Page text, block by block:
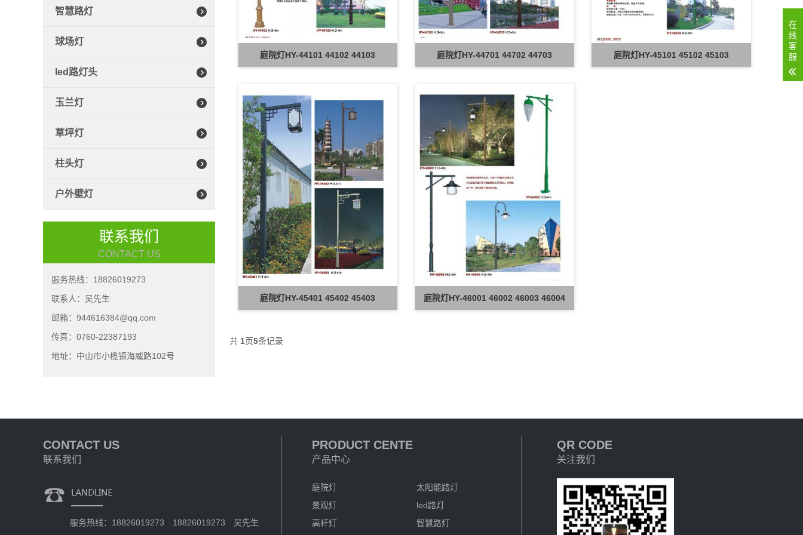
智慧路灯
球场灯
led路灯头
玉兰灯
草坪灯
柱头灯
户外壁灯
联系我们
CONTACT US
服务热线：18826019273
联系人：吴先生
邮箱：944616384@qq.com
传真：0760-22387193
地址：中山市小榄镇海威路102号
庭院灯HY-44101 44102 44103 庭院灯HY-44701 44702 44703 庭院灯HY-45101 45102 45103
庭院灯HY-45401 45402 45403 庭院灯HY-46001 46002 46003 46004
共 1页5条记录
CONTACT US
联系我们
服务热线：18826019273 18826019273 吴先生
PRODUCT CENTE
产品中心
庭院灯
太阳能路灯
景观灯
led路灯
高杆灯
智慧路灯
QR CODE
关注我们
在
线
客
服